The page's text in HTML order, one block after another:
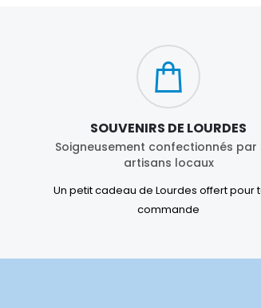
SOUVENIRS DE LOURDES
Soigneusement confectionnés par
artisans locaux
Un petit cadeau de Lourdes offert pour
commande